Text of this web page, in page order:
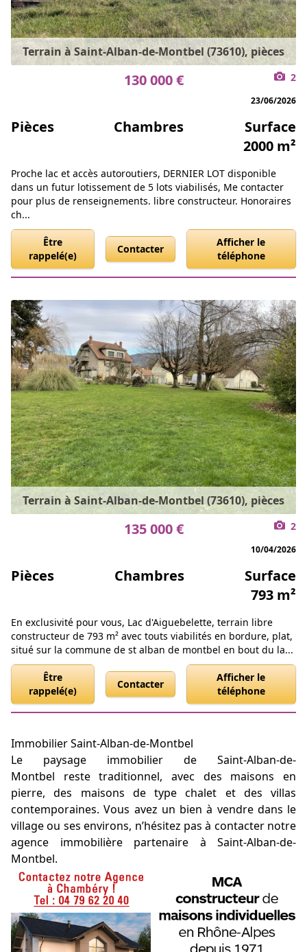
Terrain à Saint-Alban-de-Montbel (73610), pièces
130 000 € 2
23/06/2026
Pièces Chambres
Surface
2000 m²
Proche lac et accès autoroutiers, DERNIER LOT disponible
dans un futur lotissement de 5 lots viabilisés, Me contacter
pour plus de renseignements. libre constructeur. Honoraires
ch...
Être
rappelé(e)
Contacter
Afficher le
téléphone
Terrain à Saint-Alban-de-Montbel (73610), pièces
135 000 € 2
10/04/2026
Pièces Chambres
Surface
793 m²
En exclusivité pour vous, Lac d'Aiguebelette, terrain libre
constructeur de 793 m² avec touts viabilités en bordure, plat,
situé sur la commune de st alban de montbel en bout du la...
Être
rappelé(e)
Contacter
Afficher le
téléphone
Immobilier Saint-Alban-de-Montbel
Le paysage immobilier de Saint-Alban-de-
Montbel reste traditionnel, avec des maisons en
pierre, des maisons de type chalet et des villas
contemporaines. Vous avez un bien à vendre dans le
village ou ses environs, n’hésitez pas à contacter notre
agence immobilière partenaire à Saint-Alban-de-
Montbel.